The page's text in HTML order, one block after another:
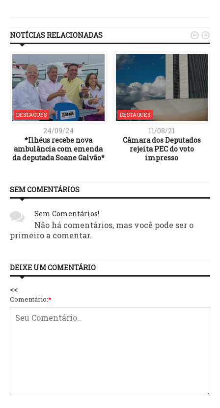
NOTÍCIAS RELACIONADAS
DESTAQUES
24/09/24
*Ilhéus recebe nova
ambulância com emenda
da deputada Soane Galvão*
DESTAQUES
11/08/21
Câmara dos Deputados
rejeita PEC do voto
impresso
 
SEM COMENTÁRIOS
Sem Comentários!
Não há comentários, mas você pode ser o
primeiro a comentar.
DEIXE UM COMENTÁRIO
<<
Comentário:*